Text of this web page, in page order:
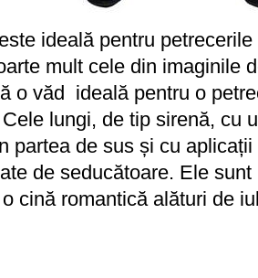
este ideală pentru
mult cele din imaginile
o văd ideală pentru o
lungi, de tip sirenă, cu
partea de sus și cu
de seducătoare. Ele
cină romantică alături de